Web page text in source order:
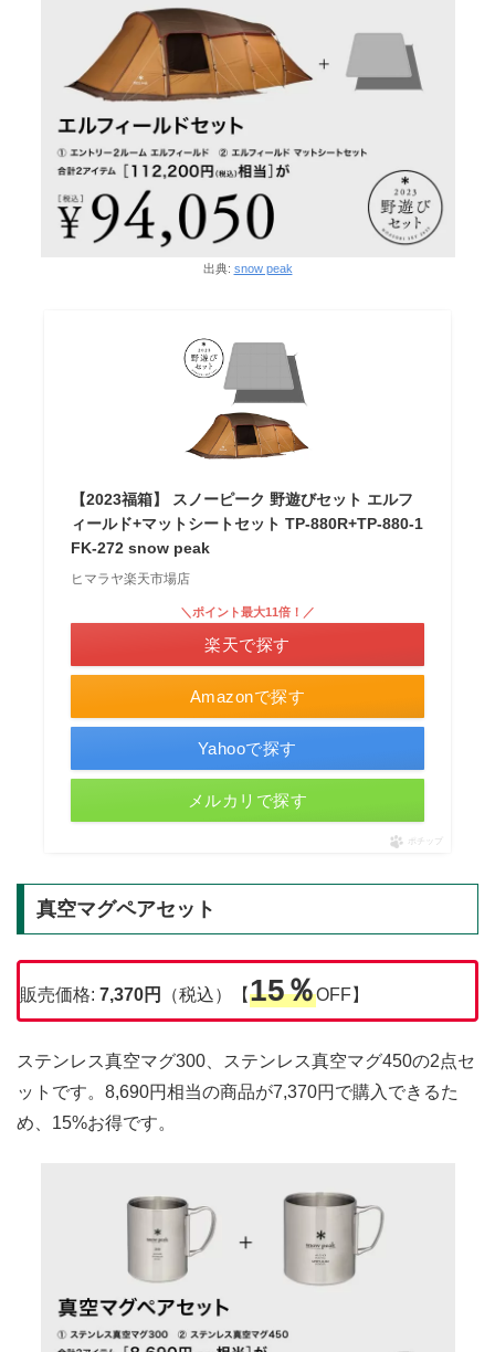
出典: snow peak
【2023福箱】 スノーピーク 野遊びセット エルフ
ィールド+マットシートセット TP-880R+TP-880-1
FK-272 snow peak
ヒマラヤ楽天市場店
Amazonで探す
＼ポイント最大11倍！／
楽天で探す
Yahooで探す
メルカリで探す
ポチップ
真空マグペアセット
販売価格: 7,370円 （税込）【15％OFF】
ステンレス真空マグ300、ステンレス真空マグ450の2点セ
ットです。8,690円相当の商品が7,370円で購入できるた
め、15%お得です。